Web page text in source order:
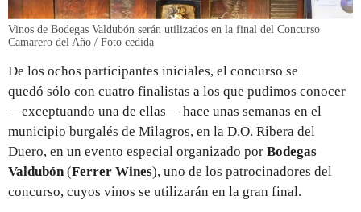
Vinos de Bodegas Valdubón serán utilizados en la final del Concurso
Camarero del Año / Foto cedida
De los ochos participantes iniciales, el concurso se
quedó sólo con cuatro finalistas a los que pudimos conocer
—exceptuando una de ellas— hace unas semanas en el
municipio burgalés de Milagros, en la D.O. Ribera del
Duero, en un evento especial organizado por Bodegas
Valdubón(Ferrer Wines), uno de los patrocinadores del
concurso, cuyos vinos se utilizarán en la gran final.